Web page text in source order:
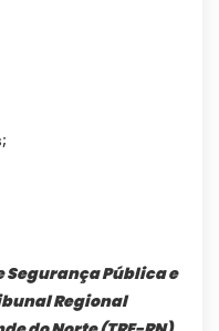
Segurança Pública e
Regional